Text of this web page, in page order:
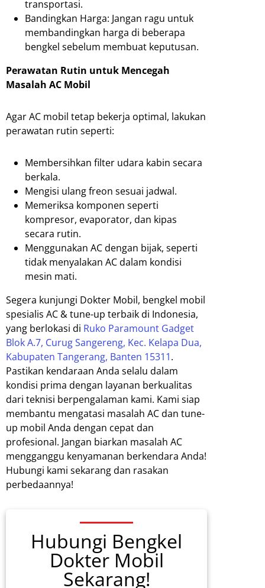
transportasi.
Bandingkan Harga: Jangan ragu untuk
membandingkan harga di beberapa
bengkel sebelum membuat keputusan.
Perawatan Rutin untuk Mencegah
Masalah AC Mobil
Agar AC mobil tetap bekerja optimal, lakukan
perawatan rutin seperti:
Membersihkan filter udara kabin secara
berkala.
Mengisi ulang freon sesuai jadwal.
Memeriksa komponen seperti
kompresor, evaporator, dan kipas
secara rutin.
Menggunakan AC dengan bijak, seperti
tidak menyalakan AC dalam kondisi
mesin mati.
Segera kunjungi Dokter Mobil, bengkel mobil
spesialis AC & tune-up terbaik di Indonesia,
yang berlokasi di Ruko Paramount Gadget
Blok A.7, Curug Sangereng, Kec. Kelapa Dua,
Kabupaten Tangerang, Banten 15311.
Pastikan kendaraan Anda selalu dalam
kondisi prima dengan layanan berkualitas
dari teknisi berpengalaman kami. Kami siap
membantu mengatasi masalah AC dan tune-
up mobil Anda dengan cepat dan
profesional. Jangan biarkan masalah AC
mengganggu kenyamanan berkendara Anda!
Hubungi kami sekarang dan rasakan
perbedaannya!
Hubungi Bengkel
Dokter Mobil
Sekarang!